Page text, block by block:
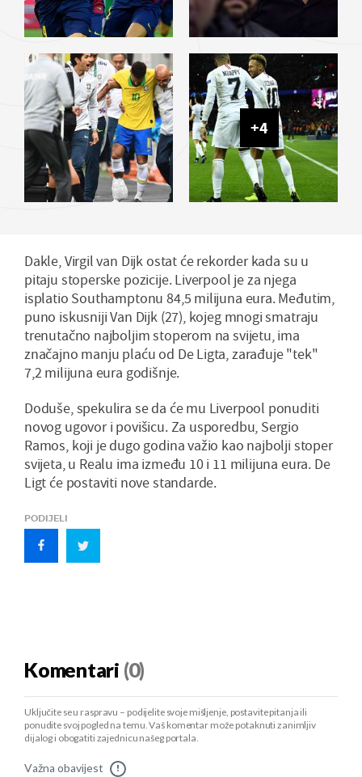
+4
Dakle, Virgil van Dijk ostat će rekorder kada su u
pitaju stoperske pozicije. Liverpool je za njega
isplatio Southamptonu 84,5 milijuna eura. Međutim,
puno iskusniji Van Dijk (27), kojeg mnogi smatraju
trenutačno najboljim stoperom na svijetu, ima
značajno manju plaću od De Ligta, zarađuje "tek"
7,2 milijuna eura godišnje.
Doduše, spekulira se da će mu Liverpool ponuditi
novog ugovor i povišicu. Za usporedbu, Sergio
Ramos, koji je dugo godina važio kao najbolji stoper
svijeta, u Realu ima između 10 i 11 milijuna eura. De
Ligt će postaviti nove standarde.
PODIJELI
Komentari (0)
Uključite se u raspravu – podijelite svoje mišljenje, postavite pitanja ili
ponudite svoj pogled na temu. Vaš komentar može potaknuti zanimljiv
dijalog i obogatiti zajednicu našeg portala.
Važna obavijest !